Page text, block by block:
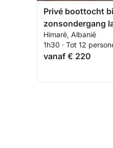
Privé boottocht
zonsondergang
kust.
Himarë, Albanië
1h30 · Tot 12
vanaf € 220